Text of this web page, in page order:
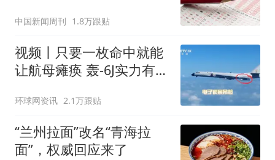
中国新闻周刊 1.8万跟贴
视频丨只要一枚命中就能
让航母瘫痪 轰-6J实力有多
环球网资讯 2.1万跟贴
“兰州拉面”改名“青海拉
面”，权威回应来了